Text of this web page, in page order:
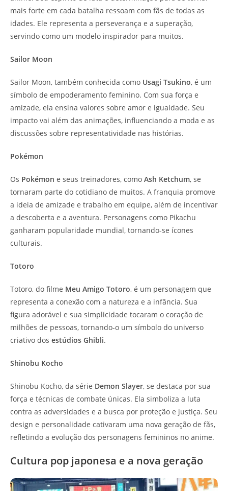
mais forte em cada batalha ressoam com fãs de todas as
idades. Ele representa a perseverança e a superação,
servindo como um modelo inspirador para muitos.
Sailor Moon
Sailor Moon, também conhecida como Usagi Tsukino, é um
símbolo de empoderamento feminino. Com sua força e
amizade, ela ensina valores sobre amor e igualdade. Seu
impacto vai além das animações, influenciando a moda e as
discussões sobre representatividade nas histórias.
Pokémon
Os Pokémon e seus treinadores, como Ash Ketchum, se
tornaram parte do cotidiano de muitos. A franquia promove
a ideia de amizade e trabalho em equipe, além de incentivar
a descoberta e a aventura. Personagens como Pikachu
ganharam popularidade mundial, tornando-se ícones
culturais.
Totoro
Totoro, do filme Meu Amigo Totoro, é um personagem que
representa a conexão com a natureza e a infância. Sua
figura adorável e sua simplicidade tocaram o coração de
milhões de pessoas, tornando-o um símbolo do universo
criativo dos estúdios Ghibli.
Shinobu Kocho
Shinobu Kocho, da série Demon Slayer, se destaca por sua
força e técnicas de combate únicas. Ela simboliza a luta
contra as adversidades e a busca por proteção e justiça. Seu
design e personalidade cativaram uma nova geração de fãs,
refletindo a evolução dos personagens femininos no anime.
Cultura pop japonesa e a nova geração